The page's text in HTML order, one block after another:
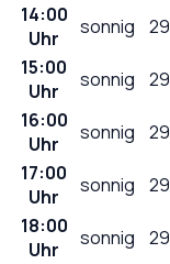
14:00
Uhr
sonnig 29
15:00
Uhr
sonnig 29
16:00
Uhr
sonnig 29
17:00
Uhr
sonnig 29
18:00
Uhr
sonnig 29